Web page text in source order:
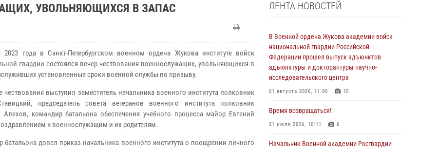
УВОЛЬНЯЮЩИХСЯ В ЗАПАС
2023 года в Санкт-Петербургском военном ордена Жукова институте войск
гвардии состоялся вечер чествования военнослужащих, увольняющихся в
установленные сроки военной службы по призыву.
чествования выступил заместитель начальника военного института полковник
председатель совета ветеранов военного института полковник
Алехов, командир батальона обеспечения учебного процесса майор Евгений
к военнослужащим и их родителям.
батальона довел приказ начальника военного института о поощрении личного
ЛЕНТА НОВОСТЕЙ
В Военной ордена Жукова академии войск
национальной гвардии Российской
Федерации прошел выпуск адъюнктов
адъюнктуры и докторантуры научно-
исследовательского центра
01 августа 2026, 11:00 10
Время возвращаться!
31 июля 2026, 10:11 6
Начальник Военной академии Росгвардии